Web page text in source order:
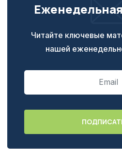
Читайте ключевые
нашей